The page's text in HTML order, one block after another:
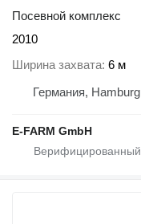
Посевной комплекс
2010
Ширина захвата 6 м
Германия, Hamburg
E-FARM GmbH